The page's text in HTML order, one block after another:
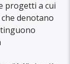
progetti a cui
denotano